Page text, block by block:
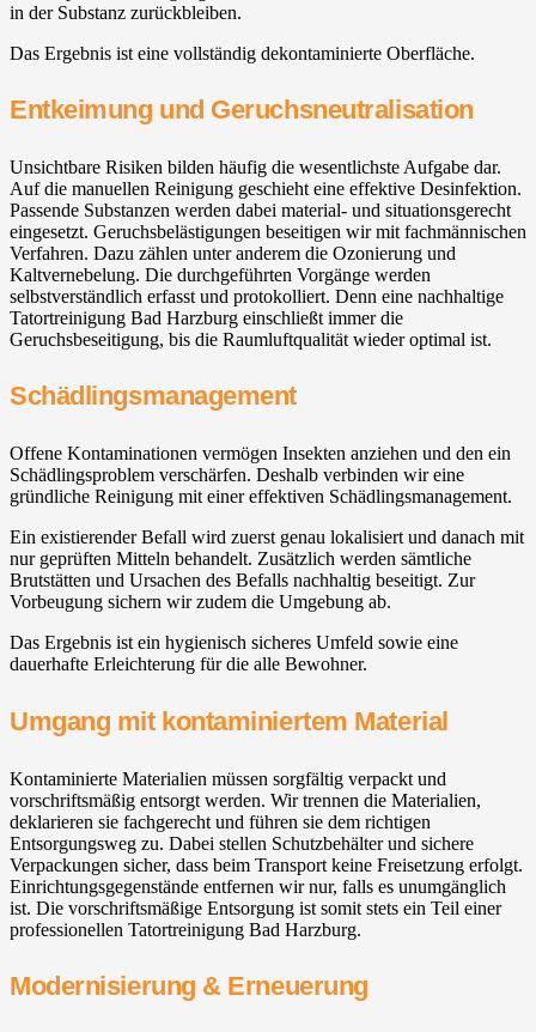
in der Substanz zurückbleiben.
Das Ergebnis ist eine vollständig dekontaminierte Oberfläche.
Entkeimung und Geruchsneutralisation
Unsichtbare Risiken bilden häufig die wesentlichste Aufgabe dar.
Auf die manuellen Reinigung geschieht eine effektive Desinfektion.
Passende Substanzen werden dabei material- und situationsgerecht
eingesetzt. Geruchsbelästigungen beseitigen wir mit fachmännischen
Verfahren. Dazu zählen unter anderem die Ozonierung und
Kaltvernebelung. Die durchgeführten Vorgänge werden
selbstverständlich erfasst und protokolliert. Denn eine nachhaltige
Tatortreinigung Bad Harzburg einschließt immer die
Geruchsbeseitigung, bis die Raumluftqualität wieder optimal ist.
Schädlingsmanagement
Offene Kontaminationen vermögen Insekten anziehen und den ein
Schädlingsproblem verschärfen. Deshalb verbinden wir eine
gründliche Reinigung mit einer effektiven Schädlingsmanagement.
Ein existierender Befall wird zuerst genau lokalisiert und danach mit
nur geprüften Mitteln behandelt. Zusätzlich werden sämtliche
Brutstätten und Ursachen des Befalls nachhaltig beseitigt. Zur
Vorbeugung sichern wir zudem die Umgebung ab.
Das Ergebnis ist ein hygienisch sicheres Umfeld sowie eine
dauerhafte Erleichterung für die alle Bewohner.
Umgang mit kontaminiertem Material
Kontaminierte Materialien müssen sorgfältig verpackt und
vorschriftsmäßig entsorgt werden. Wir trennen die Materialien,
deklarieren sie fachgerecht und führen sie dem richtigen
Entsorgungsweg zu. Dabei stellen Schutzbehälter und sichere
Verpackungen sicher, dass beim Transport keine Freisetzung erfolgt.
Einrichtungsgegenstände entfernen wir nur, falls es unumgänglich
ist. Die vorschriftsmäßige Entsorgung ist somit stets ein Teil einer
professionellen Tatortreinigung Bad Harzburg.
Modernisierung & Erneuerung